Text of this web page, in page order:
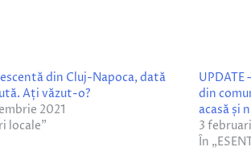
din Cluj-Napoca, dată
Ați văzut-o?
2021
locale”
UPDATE
din
acasă și
3
În